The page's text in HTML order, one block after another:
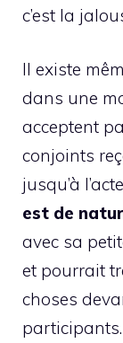
c’est la
Il existe
dans une
acceptent
conjoints
jusqu’à
est de
avec sa
et pourrait
choses
participants.